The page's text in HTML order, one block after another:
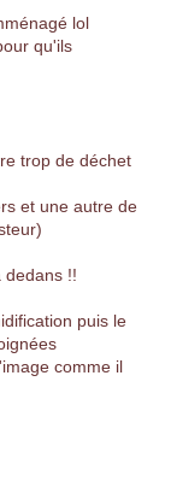
lol
qu'ils
trop de déchet
et une autre de
dedans !!
puis le
comme il